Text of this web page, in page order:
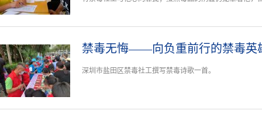
禁毒无悔——向负重前行的禁毒英
深圳市盐田区禁毒社工撰写禁毒诗歌一首。